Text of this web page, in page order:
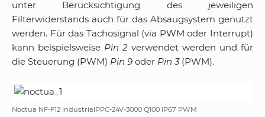
unter Berücksichtigung des jeweiligen
Filterwiderstands auch für das Absaugsystem genutzt
werden. Für das Tachosignal (via PWM oder Interrupt)
kann beispielsweise Pin 2 verwendet werden und für
die Steuerung (PWM) Pin 9 oder Pin 3(PWM).
Noctua NF-F12 industrialPPC-24V-3000 Q100 IP67 PWM